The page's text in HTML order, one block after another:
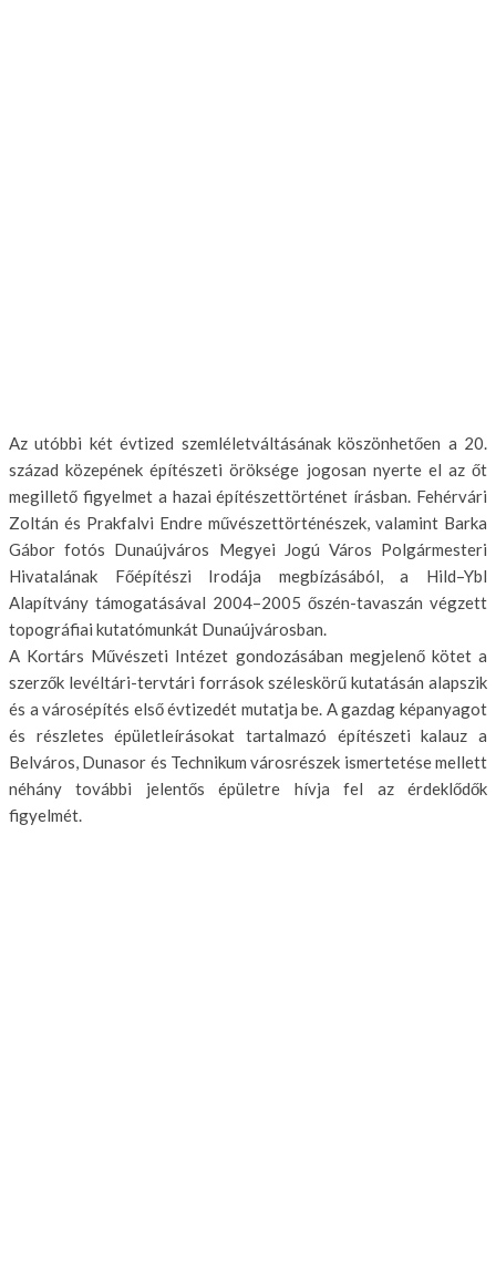
Az utóbbi két évtized szemléletváltásának köszönhetően a 20.
század közepének építészeti öröksége jogosan nyerte el az őt
megillető figyelmet a hazai építészettörténet írásban. Fehérvári
Zoltán és Prakfalvi Endre művészettörténészek, valamint Barka
Gábor fotós Dunaújváros Megyei Jogú Város Polgármesteri
Hivatalának Főépítészi Irodája megbízásából, a Hild–Ybl
Alapítvány támogatásával 2004–2005 őszén-tavaszán végzett
topográfiai kutatómunkát Dunaújvárosban.
A Kortárs Művészeti Intézet gondozásában megjelenő kötet a
szerzők levéltári-tervtári források széleskörű kutatásán alapszik
és a városépítés első évtizedét mutatja be. A gazdag képanyagot
és részletes épületleírásokat tartalmazó építészeti kalauz a
Belváros, Dunasor és Technikum városrészek ismertetése mellett
néhány további jelentős épületre hívja fel az érdeklődők
figyelmét.